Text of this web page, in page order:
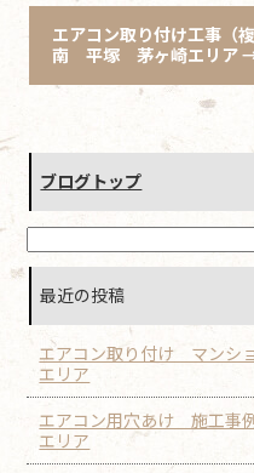
エアコン取り付け工事（
南 平塚 茅ヶ崎エリア
ブログトップ
最近の投稿
エアコン取り付け マン
エリア
エアコン用穴あけ 施工
エリア